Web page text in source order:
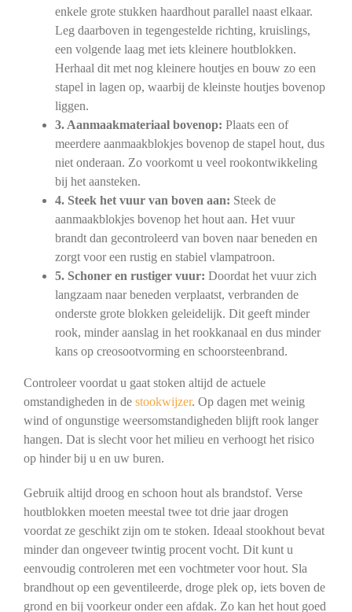
enkele grote stukken haardhout parallel naast elkaar.
Leg daarboven in tegengestelde richting, kruislings,
een volgende laag met iets kleinere houtblokken.
Herhaal dit met nog kleinere houtjes en bouw zo een
stapel in lagen op, waarbij de kleinste houtjes bovenop
liggen.
3. Aanmaakmateriaal bovenop: Plaats een of
meerdere aanmaakblokjes bovenop de stapel hout, dus
niet onderaan. Zo voorkomt u veel rookontwikkeling
bij het aansteken.
4. Steek het vuur van boven aan: Steek de
aanmaakblokjes bovenop het hout aan. Het vuur
brandt dan gecontroleerd van boven naar beneden en
zorgt voor een rustig en stabiel vlampatroon.
5. Schoner en rustiger vuur: Doordat het vuur zich
langzaam naar beneden verplaatst, verbranden de
onderste grote blokken geleidelijk. Dit geeft minder
rook, minder aanslag in het rookkanaal en dus minder
kans op creosootvorming en schoorsteenbrand.
Controleer voordat u gaat stoken altijd de actuele
omstandigheden in de stookwijzer. Op dagen met weinig
wind of ongunstige weersomstandigheden blijft rook langer
hangen. Dat is slecht voor het milieu en verhoogt het risico
op hinder bij u en uw buren.
Gebruik altijd droog en schoon hout als brandstof. Verse
houtblokken moeten meestal twee tot drie jaar drogen
voordat ze geschikt zijn om te stoken. Ideaal stookhout bevat
minder dan ongeveer twintig procent vocht. Dit kunt u
eenvoudig controleren met een vochtmeter voor hout. Sla
brandhout op een geventileerde, droge plek op, iets boven de
grond en bij voorkeur onder een afdak. Zo kan het hout goed